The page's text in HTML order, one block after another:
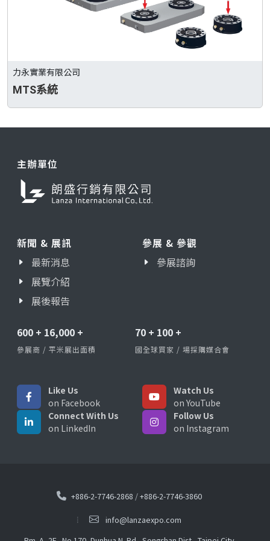
力永實業有限公司
MTS系統
主辦單位
新聞 & 展訊
最新消息
展覽介紹
展後報告
參展 & 參觀
參展諮詢
600 + 16,000 +
參展商 / 平米展出面積
70 + 100 +
國全球買家 / 場採購媒合會
Like Us
on Facebook
Watch Us
on YouTube
Connect With Us
on LinkedIn
Follow Us
on Instagram
+886-2-7746-2868 /+886-2-7746-3860
info@lanzaexpo.com